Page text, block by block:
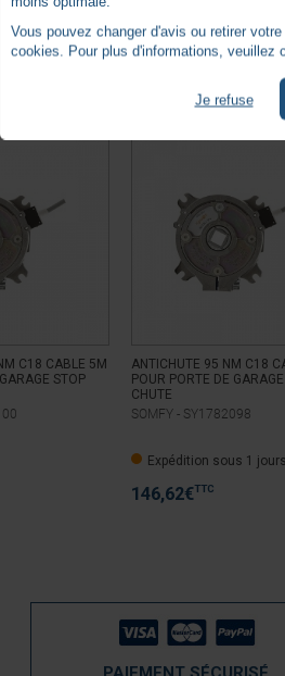
C18 CABLE 5M
STOP
ANTICHUTE 95 NM C18
POUR PORTE DE
CHUTE
SOMFY - SY1782098
Expédition sous 1 jours
146,62€TTC
Vous pouvez changer d'avis ou retirer
cookies. Pour plus d'informations, veuillez
Je refuse